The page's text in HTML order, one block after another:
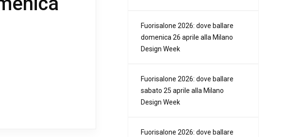
Fuorisalone 2026: dove ballare
domenica 26 aprile alla Milano
Design Week
Fuorisalone 2026: dove ballare
sabato 25 aprile alla Milano
Design Week
Fuorisalone 2026: dove ballare